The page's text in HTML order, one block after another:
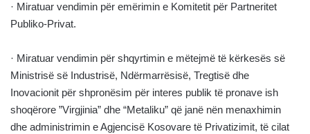
· Miratuar vendimin për emërimin e Komitetit për Partneritet
Publiko-Privat.
· Miratuar vendimin për shqyrtimin e mëtejmë të kërkesës së
Ministrisë së Industrisë, Ndërmarrësisë, Tregtisë dhe
Inovacionit për shpronësim për interes publik të pronave ish
shoqërore ”Virgjinia” dhe “Metaliku” që janë nën menaxhimin
dhe administrimin e Agjencisë Kosovare të Privatizimit, të cilat